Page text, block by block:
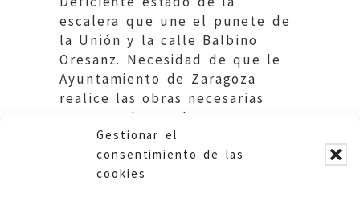
Gestionar el
consentimiento de las
cookies
escalera que une el punete de
la Unión y la calle Balbino
Oresanz. Necesidad de que le
Ayuntamiento de Zaragoza
realice las obras necesarias
para que la escalera sea
accesible y segura.